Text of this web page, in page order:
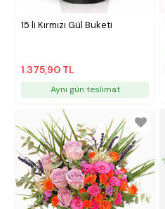
15 li Kırmızı Gül Buketi
1.375,90 TL
Aynı gün teslimat